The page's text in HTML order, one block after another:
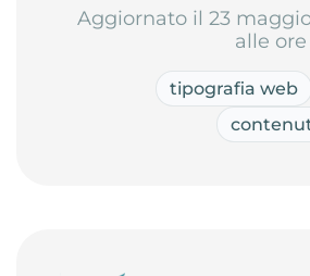
Aggiornato il 23
alle
tipografia web